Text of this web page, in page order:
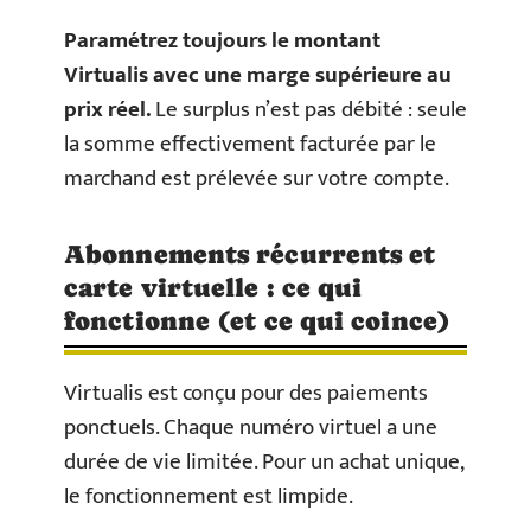
Paramétrez toujours le montant
Virtualis avec une marge supérieure au
prix réel.Le surplus n’est pas débité : seule
la somme effectivement facturée par le
marchand est prélevée sur votre compte.
Abonnements récurrents et
carte virtuelle : ce qui
fonctionne (et ce qui coince)
Virtualis est conçu pour des paiements
ponctuels. Chaque numéro virtuel a une
durée de vie limitée. Pour un achat unique,
le fonctionnement est limpide.